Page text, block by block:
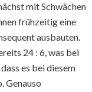
mit Schwächen
frühzeitig eine
ausbauten.
24 : 6, was bei
es bei diesem
Genauso